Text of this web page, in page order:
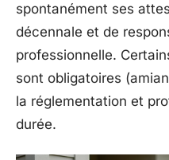
spontanément ses
décennale et de
professionnelle.
sont obligatoires
la réglementation et
durée.